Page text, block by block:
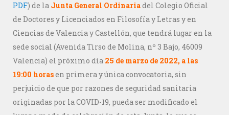
PDF) de la Junta General Ordinariadel Colegio Oficial
de Doctores y Licenciados en Filosofía y Letras y en
Ciencias de Valencia y Castellón, que tendrá lugar en la
sede social (Avenida Tirso de Molina, nº 3 Bajo, 46009
Valencia) el próximo día 25 de marzo de 2022, a las
19:00 horasen primera y única convocatoria, sin
perjuicio de que por razones de seguridad sanitaria
originadas por la COVID-19, pueda ser modificado el